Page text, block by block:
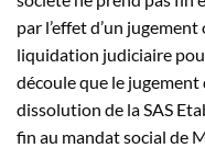
par l’effet d’un
liquidation judiciaire
découle que le jugement
dissolution de la SAS
fin au mandat social de